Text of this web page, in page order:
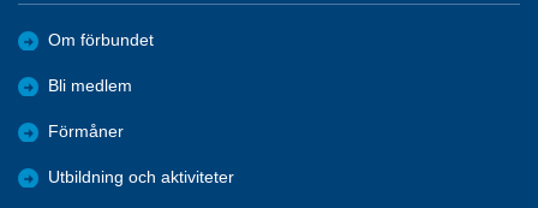
Om förbundet
Bli medlem
Förmåner
Utbildning och aktiviteter